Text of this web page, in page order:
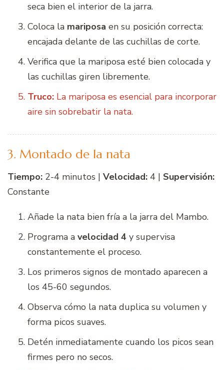
seca bien el interior de la jarra.
Coloca la mariposa en su posición correcta:
encajada delante de las cuchillas de corte.
Verifica que la mariposa esté bien colocada y
las cuchillas giren libremente.
Truco: La mariposa es esencial para incorporar
aire sin sobrebatir la nata.
3. Montado de la nata
Tiempo: 2-4 minutos | Velocidad: 4 | Supervisión:
Constante
Añade la nata bien fría a la jarra del Mambo.
Programa a velocidad 4 y supervisa
constantemente el proceso.
Los primeros signos de montado aparecen a
los 45-60 segundos.
Observa cómo la nata duplica su volumen y
forma picos suaves.
Detén inmediatamente cuando los picos sean
firmes pero no secos.